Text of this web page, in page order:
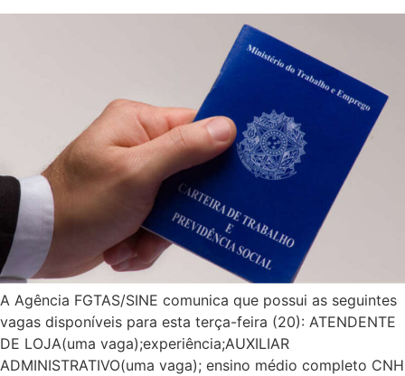
A Agência FGTAS/SINE comunica que possui as seguintes
vagas disponíveis para esta terça-feira (20): ATENDENTE
DE LOJA(uma vaga);experiência;AUXILIAR
ADMINISTRATIVO(uma vaga); ensino médio completo CNH